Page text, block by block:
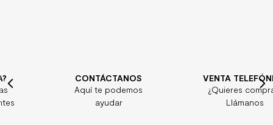
CONTÁCTANOS
Aquí te podemos
VENTA TELEFÓNICA
¿Quieres comprar?